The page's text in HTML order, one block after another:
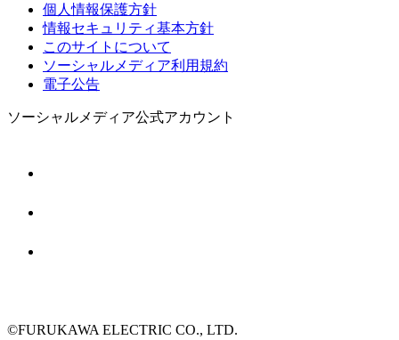
個人情報保護方針
情報セキュリティ基本方針
このサイトについて
ソーシャルメディア利用規約
電子公告
ソーシャルメディア公式アカウント
©FURUKAWA ELECTRIC CO., LTD.